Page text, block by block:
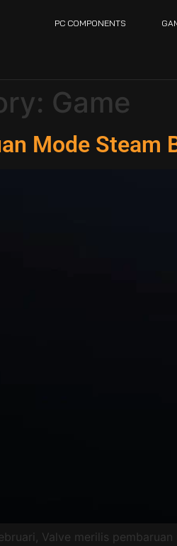
PC COMPONENTS
Game
Mode Steam
Valve merilis